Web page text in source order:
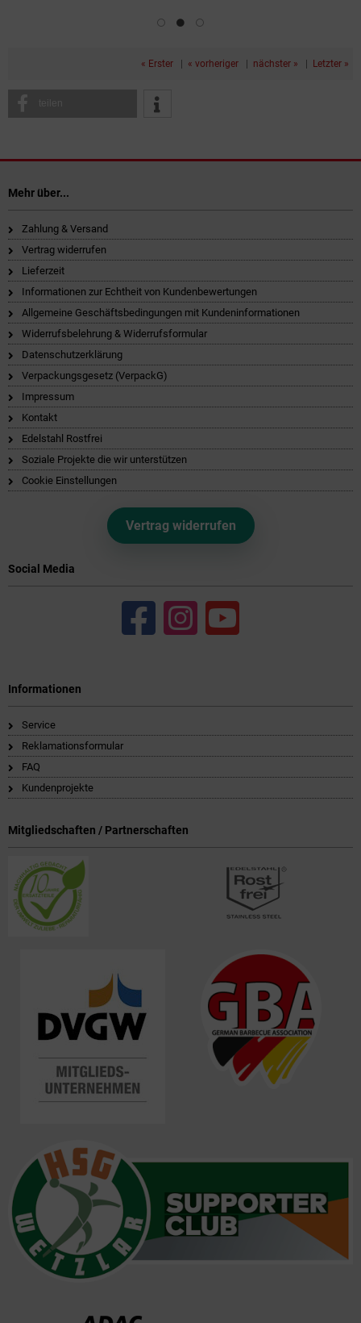
« Erster | « vorheriger | nächster » | Letzter »
teilen
Mehr über...
Zahlung & Versand
Vertrag widerrufen
Lieferzeit
Informationen zur Echtheit von Kundenbewertungen
Allgemeine Geschäftsbedingungen mit Kundeninformationen
Widerrufsbelehrung & Widerrufsformular
Datenschutzerklärung
Verpackungsgesetz (VerpackG)
Impressum
Kontakt
Edelstahl Rostfrei
Soziale Projekte die wir unterstützen
Cookie Einstellungen
Vertrag widerrufen
Social Media
Informationen
Service
Reklamationsformular
FAQ
Kundenprojekte
Mitgliedschaften / Partnerschaften